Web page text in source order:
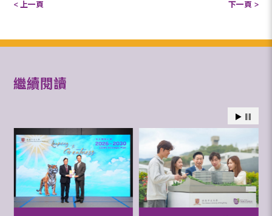
< 上一頁 下一頁 >
繼續閱讀